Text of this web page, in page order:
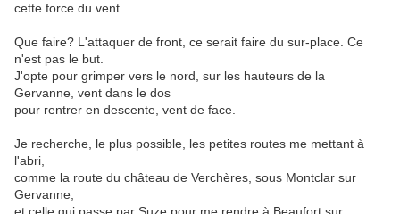
cette force du vent
Que faire? L'attaquer de front, ce serait faire du sur-place. Ce
n'est pas le but.
J'opte pour grimper vers le nord, sur les hauteurs de la
Gervanne, vent dans le dos
pour rentrer en descente, vent de face.
Je recherche, le plus possible, les petites routes me mettant à
l'abri,
comme la route du château de Verchères, sous Montclar sur
Gervanne,